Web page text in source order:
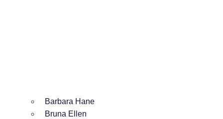
Barbara Hane
Bruna Ellen